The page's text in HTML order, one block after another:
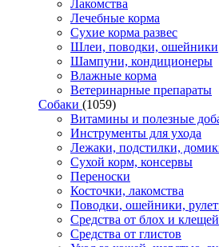
Лакомства
Лечебные корма
Сухие корма развес
Шлеи, поводки, ошейники
Шампуни, кондиционеры
Влажные корма
Ветеринарные препараты
Собаки (1059)
Витамины и полезные
Инструменты для ухода
Лежаки, подстилки,
Сухой корм, консервы
Переноски
Косточки, лакомства
Поводки, ошейники,
Средства от блох и клещей
Средства от глистов